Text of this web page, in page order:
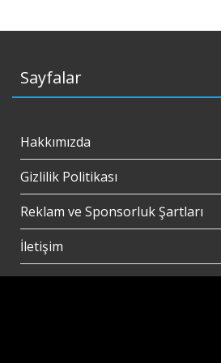
Sayfalar
Hakkımızda
Gizlilik Politikası
Reklam ve Sponsorluk Şartları
İletişim